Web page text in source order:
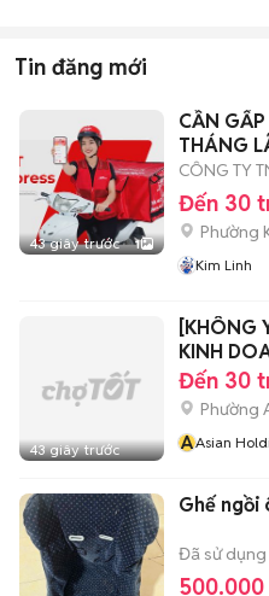
Tin đăng mới
43 giây trước 1
CẦN
THÁNG
CÔNG TY
Đến 30
Phường
Kim Linh
43 giây trước
[KHÔNG
KINH
Đến 30
Phường
AAsian
Ghế ngồi
Đã sử dụng
500.000